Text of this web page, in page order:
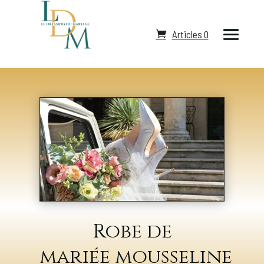
Articles 0
Robe de
mariée mousseline